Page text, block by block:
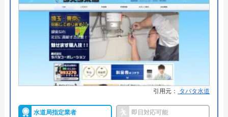
ド・コンビニ払い
●累計実績 ―
●保証・保険 PL保険加入
詳細は公式HPでご確認ください
街角水道工事相談所がおすすめの理由
街角水道工事相談所は全国に対応しているトイレ修
引用元： タバタ水道
水道局指定業者 即日対応可能